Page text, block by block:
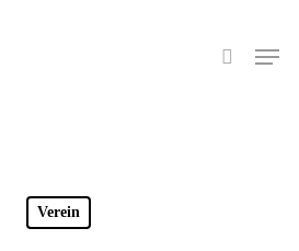
search
Menu
Verein